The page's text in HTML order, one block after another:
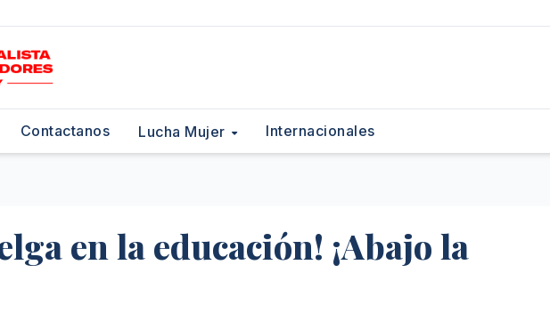
Contactanos Lucha Mujer Internacionales
en la educación! ¡Abajo la